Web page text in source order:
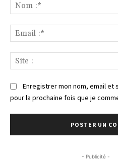
Enregistrer mon nom, email et
pour la prochaine fois que je
- Publicité -